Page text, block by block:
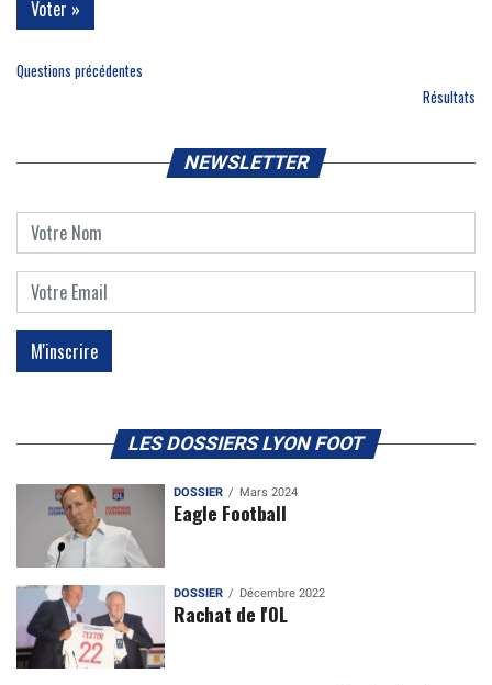
Questions précédentes
Résultats
NEWSLETTER
LES DOSSIERS LYON FOOT
DOSSIER Mars 2024
Eagle Football
DOSSIER Décembre 2022
Rachat de l'OL